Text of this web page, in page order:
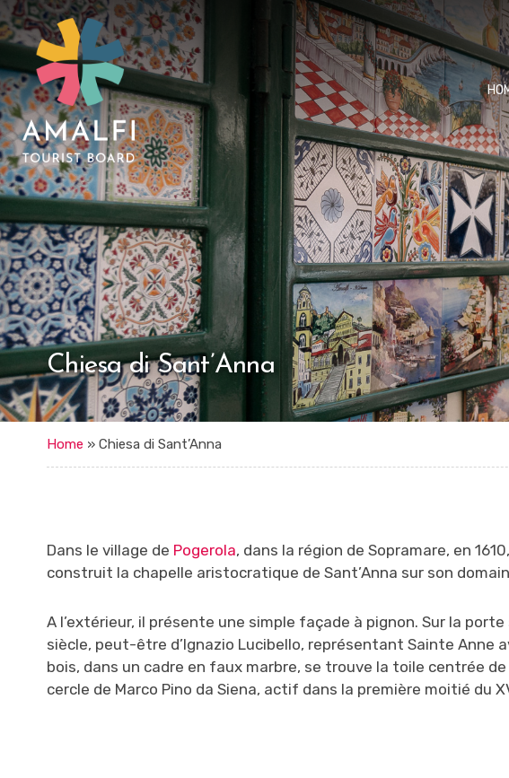
Chiesa di Sant’Anna
Home » Chiesa di Sant’Anna
Dans le village de Pogerola, dans la région de Sopramare, en
construit la chapelle aristocratique de Sant’Anna sur son
A l’extérieur, il présente une simple façade à pignon. Sur la
siècle, peut-être d’Ignazio Lucibello, représentant Sainte Anne
bois, dans un cadre en faux marbre, se trouve la toile centrée
cercle de Marco Pino da Siena, actif dans la première moitié du